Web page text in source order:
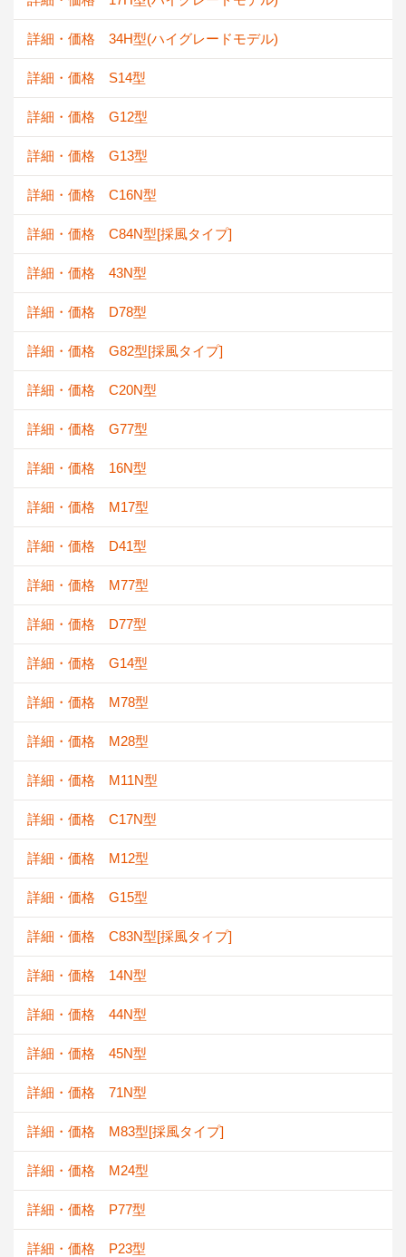
詳細・価格 34H型(ハイグレードモデル)
詳細・価格 S14型
詳細・価格 G12型
詳細・価格 G13型
詳細・価格 C16N型
詳細・価格 C84N型[採風タイプ]
詳細・価格 43N型
詳細・価格 D78型
詳細・価格 G82型[採風タイプ]
詳細・価格 C20N型
詳細・価格 G77型
詳細・価格 16N型
詳細・価格 M17型
詳細・価格 D41型
詳細・価格 M77型
詳細・価格 D77型
詳細・価格 G14型
詳細・価格 M78型
詳細・価格 M28型
詳細・価格 M11N型
詳細・価格 C17N型
詳細・価格 M12型
詳細・価格 G15型
詳細・価格 C83N型[採風タイプ]
詳細・価格 14N型
詳細・価格 44N型
詳細・価格 45N型
詳細・価格 71N型
詳細・価格 M83型[採風タイプ]
詳細・価格 M24型
詳細・価格 P77型
詳細・価格 P23型